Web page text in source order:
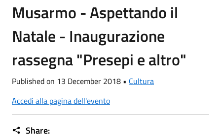
Musarmo - Aspettando il
Natale - Inaugurazione
rassegna "Presepi e altro"
Published on 13 December 2018 • Cultura
Accedi alla pagina dell'evento
Share: